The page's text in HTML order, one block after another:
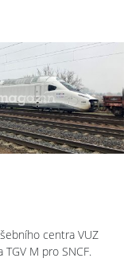
centra VUZ
M pro SNCF.